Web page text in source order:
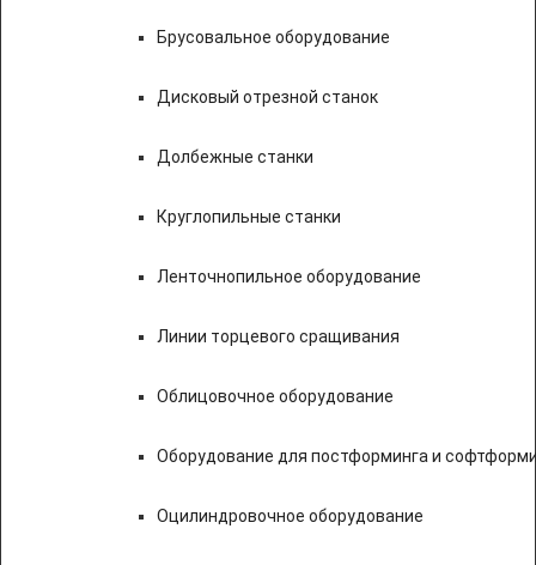
Брусовальное оборудование
Дисковый отрезной станок
Долбежные станки
Круглопильные станки
Ленточнопильное оборудование
Линии торцевого сращивания
Облицовочное оборудование
Оборудование для постформинга и
Оцилиндровочное оборудование